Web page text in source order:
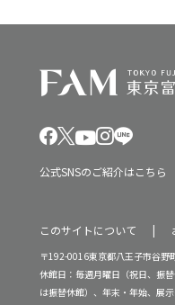
公式SNSのご紹介はこちら
このサイトについて
〒192-0016東京都八王子市谷
休館日：毎週月曜日（祝日、振
は振替休館）、年末・年始、展